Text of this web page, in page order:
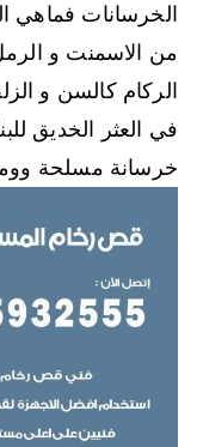
الخرسانات فماهي
من الاسمنت و
الركام كالسن و
في العثر الخديق
خرسانة مسلحة